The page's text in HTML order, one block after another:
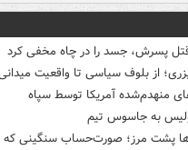
پسرش، جسد را در چاه مخفی کرد
از بلوف سیاسی تا واقعیت
منهدم‌شده آمریکا توسط سپاه
به جاسوس تیم
پشت مرز؛ صورت‌حساب سنگینی که